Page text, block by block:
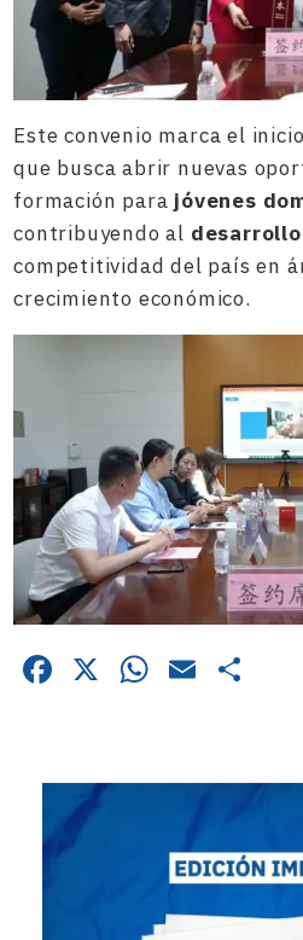
Este convenio marca el
que busca abrir nuevas
formación para jóvenes
contribuyendo al
competitividad del país en
crecimiento económico.
Facebook
X Email